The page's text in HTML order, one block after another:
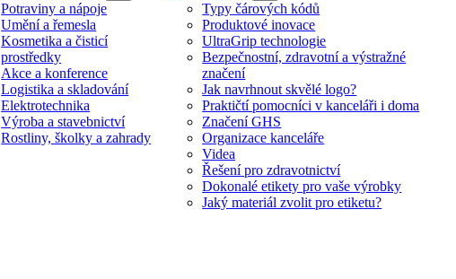
Potraviny a nápoje
Umění a řemesla
Kosmetika a čisticí
prostředky
Akce a konference
Logistika a skladování
Elektrotechnika
Výroba a stavebnictví
Rostliny, školky a zahrady
Typy čárových kódů
Produktové inovace
UltraGrip technologie
Bezpečnostní, zdravotní a výstražné
značení
Jak navrhnout skvělé logo?
Praktičtí pomocníci v kanceláři i doma
Značení GHS
Organizace kanceláře
Videa
Řešení pro zdravotnictví
Dokonalé etikety pro vaše výrobky
Jaký materiál zvolit pro etiketu?